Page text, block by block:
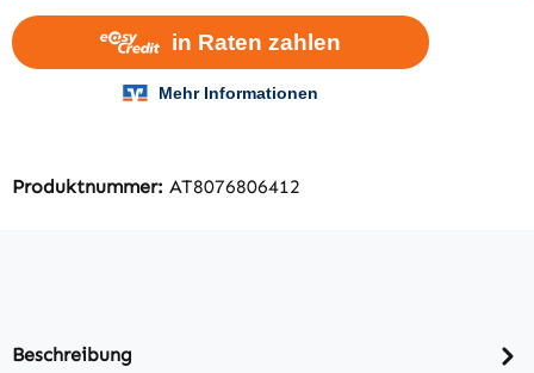
Produktnummer: AT8076806412
Beschreibung